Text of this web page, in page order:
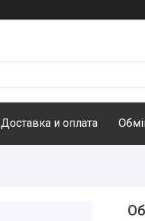
Доставка и оплата